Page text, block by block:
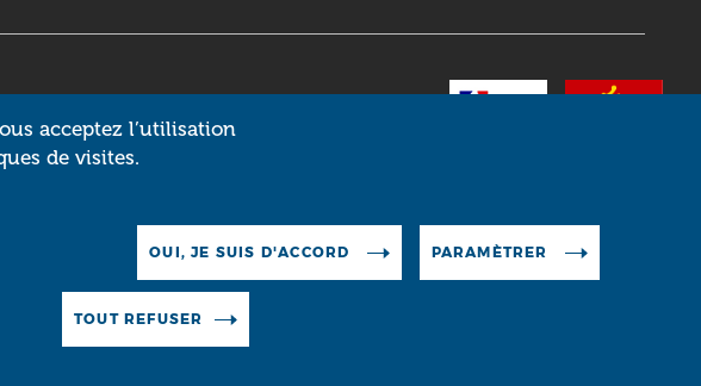
acceptez l’utilisation
de visites.
OUI, JE SUIS D'ACCORD PARAMÈTRER
TOUT REFUSER